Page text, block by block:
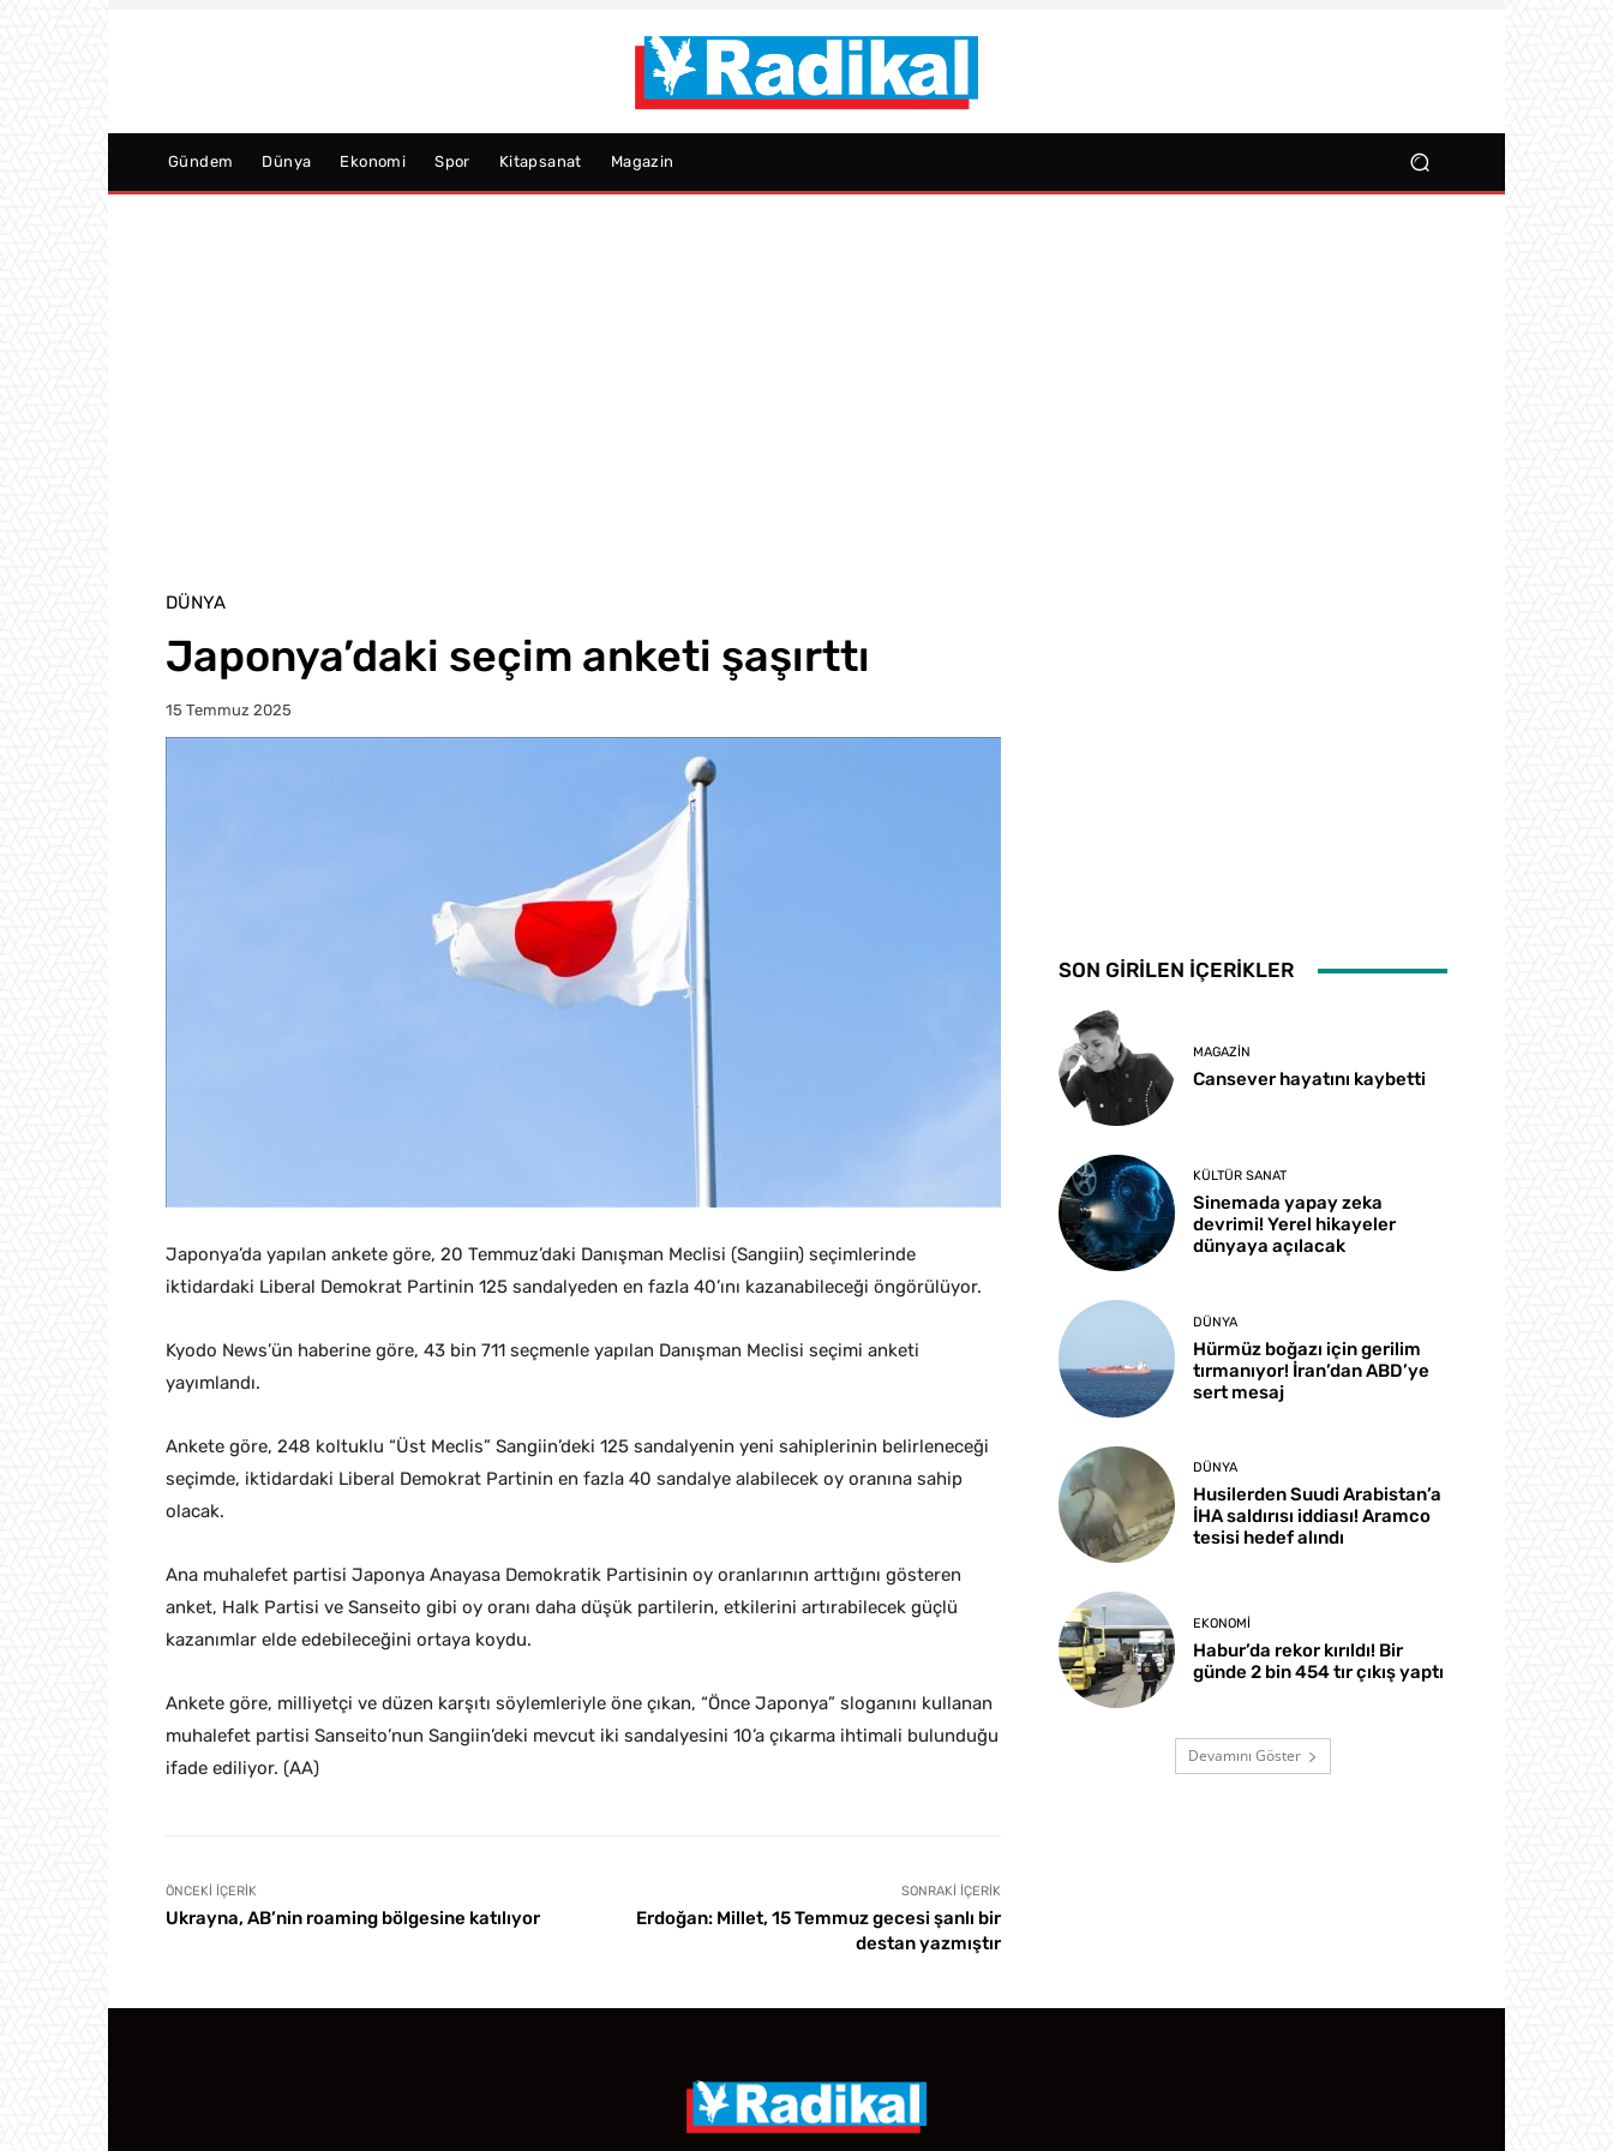
Gündem Dünya Ekonomi Spor Kitapsanat Magazin
DÜNYA
Japonya’daki seçim anketi şaşırttı
15 Temmuz 2025
Japonya’da yapılan ankete göre, 20 Temmuz’daki Danışman Meclisi (Sangiin) seçimlerinde
iktidardaki Liberal Demokrat Partinin 125 sandalyeden en fazla 40’ını kazanabileceği öngörülüyor.
Kyodo News’ün haberine göre, 43 bin 711 seçmenle yapılan Danışman Meclisi seçimi anketi
yayımlandı.
Ankete göre, 248 koltuklu “Üst Meclis” Sangiin’deki 125 sandalyenin yeni sahiplerinin belirleneceği
seçimde, iktidardaki Liberal Demokrat Partinin en fazla 40 sandalye alabilecek oy oranına sahip
olacak.
Ana muhalefet partisi Japonya Anayasa Demokratik Partisinin oy oranlarının arttığını gösteren
anket, Halk Partisi ve Sanseito gibi oy oranı daha düşük partilerin, etkilerini artırabilecek güçlü
kazanımlar elde edebileceğini ortaya koydu.
Ankete göre, milliyetçi ve düzen karşıtı söylemleriyle öne çıkan, “Önce Japonya” sloganını kullanan
muhalefet partisi Sanseito’nun Sangiin’deki mevcut iki sandalyesini 10’a çıkarma ihtimali bulunduğu
ifade ediliyor. (AA)
ÖNCEKI İÇERIK
Ukrayna, AB’nin roaming bölgesine katılıyor
SONRAKI İÇERIK
Erdoğan: Millet, 15 Temmuz gecesi şanlı bir
destan yazmıştır
SON GİRİLEN İÇERİKLER
MAGAZIN
Cansever hayatını kaybetti
KÜLTÜR SANAT
Sinemada yapay zeka
devrimi! Yerel hikayeler
dünyaya açılacak
DÜNYA
Hürmüz boğazı için gerilim
tırmanıyor! İran’dan ABD’ye
sert mesaj
DÜNYA
Husilerden Suudi Arabistan’a
İHA saldırısı iddiası! Aramco
tesisi hedef alındı
EKONOMI
Habur’da rekor kırıldı! Bir
günde 2 bin 454 tır çıkış yaptı
Devamını Göster